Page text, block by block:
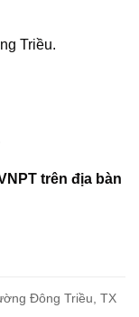
Triều.
trên địa bàn
Đông Triều, TX